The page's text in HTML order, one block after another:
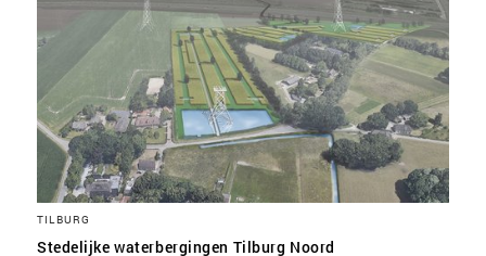
TILBURG
Stedelijke waterbergingen Tilburg Noord